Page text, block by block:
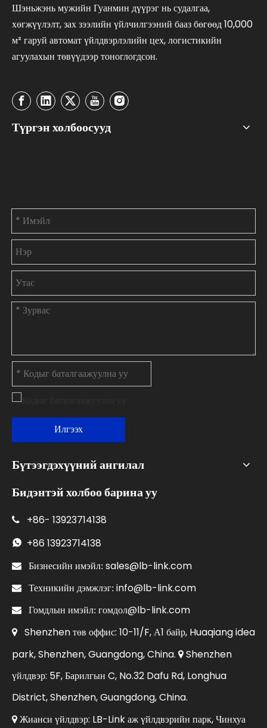
Шэньжэнь мужийн Гуанмин дүүрэг нь судалгаа,
хөгжүүлэлт, зах зээлийн үйлчилгээний бааз бөгөөд 10,000
м² гаруй автомат үйлдвэрлэлийн цех, логистикийн
агуулахын төвүүдээр тоноглогдсон.
Түргэн холбоосууд
Илгээх
Бүтээгдэхүүний ангилал
Бидэнтэй холбоо барина уу
 +86- 13923714138
 +86 13923714138
 Бизнесийн имэйл: sales@lb-link.com
 Техникийн дэмжлэг: info@lb-link.com
 Гомдлын имэйл: гомдол@lb-link.com
 Shenzhen төв оффис: 10-11/F, А1 байр, Huaqiang idea
park, Shenzhen, Guangdong, China.  Shenzhen
үйлдвэр: 5F, Барилгын C, No.32 Dafu Rd, Longhua
District, Shenzhen, Guangdong, China.
 Жианси үйлдвэр: LB-Link аж үйлдвэрийн парк, Чинхуа